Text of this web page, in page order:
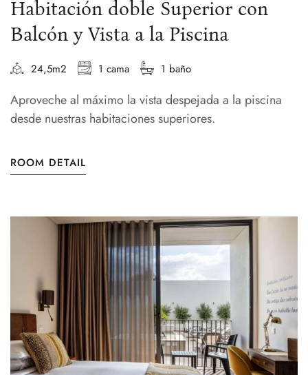
Habitación doble Superior con
Balcón y Vista a la Piscina
24,5m2 1 cama 1 baño
Aproveche al máximo la vista despejada a la piscina
desde nuestras habitaciones superiores.
ROOM DETAIL